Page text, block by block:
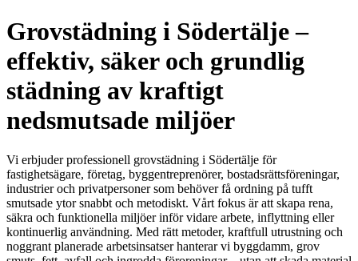
Grovstädning i Södertälje –
effektiv, säker och grundlig
städning av kraftigt
nedsmutsade miljöer
Vi erbjuder professionell grovstädning i Södertälje för
fastighetsägare, företag, byggentreprenörer, bostadsrättsföreningar,
industrier och privatpersoner som behöver få ordning på tufft
smutsade ytor snabbt och metodiskt. Vårt fokus är att skapa rena,
säkra och funktionella miljöer inför vidare arbete, inflyttning eller
kontinuerlig användning. Med rätt metoder, kraftfull utrustning och
noggrant planerade arbetsinsatser hanterar vi byggdamm, grov